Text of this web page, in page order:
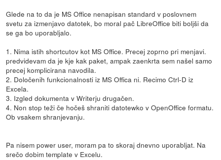
Glede na to da je MS Office nenapisan standard v poslovnem
svetu za izmenjavo datotek, bo moral pač LibreOffice biti boljši da
se ga bo uporabljalo.
1. Nima istih shortcutov kot MS Office. Precej zoprno pri menjavi.
predvidevam da je kje kak paket, ampak zaenkrta sem našel samo
precej komplicirana navodila.
2. Določenih funkcionalnosti iz MS Offica ni. Recimo Ctrl-D iz
Excela.
3. Izgled dokumenta v Writerju drugačen.
4. Non stop teži če hočeš shraniti datotewko v OpenOffice formatu.
Ob vsakem shranjevanju.
Pa nisem power user, moram pa to skoraj dnevno uporabljat. Na
srečo dobim template v Excelu.